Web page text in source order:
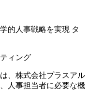
的人事戦略を実現 タ
ィング
、株式会社プラスアル
人事担当者に必要な機